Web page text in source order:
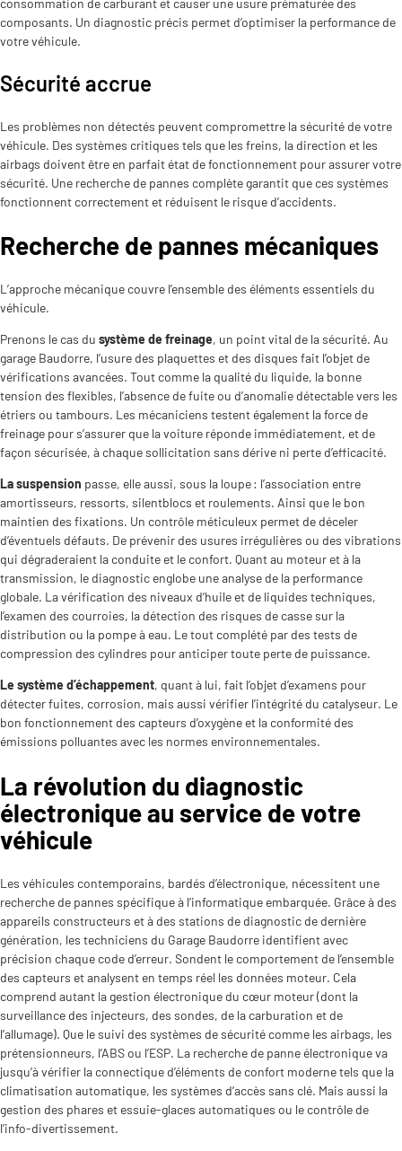
consommation de carburant et causer une usure prématurée des
composants. Un diagnostic précis permet d’optimiser la performance de
votre véhicule.
Sécurité accrue
Les problèmes non détectés peuvent compromettre la sécurité de votre
véhicule. Des systèmes critiques tels que les freins, la direction et les
airbags doivent être en parfait état de fonctionnement pour assurer votre
sécurité. Une recherche de pannes complète garantit que ces systèmes
fonctionnent correctement et réduisent le risque d’accidents.
Recherche de pannes mécaniques
L’approche mécanique couvre l’ensemble des éléments essentiels du
véhicule.
Prenons le cas du système de freinage, un point vital de la sécurité. Au
garage Baudorre, l’usure des plaquettes et des disques fait l’objet de
vérifications avancées. Tout comme la qualité du liquide, la bonne
tension des flexibles, l’absence de fuite ou d’anomalie détectable vers les
étriers ou tambours. Les mécaniciens testent également la force de
freinage pour s’assurer que la voiture réponde immédiatement, et de
façon sécurisée, à chaque sollicitation sans dérive ni perte d’efficacité.
La suspension passe, elle aussi, sous la loupe : l’association entre
amortisseurs, ressorts, silentblocs et roulements. Ainsi que le bon
maintien des fixations. Un contrôle méticuleux permet de déceler
d’éventuels défauts. De prévenir des usures irrégulières ou des vibrations
qui dégraderaient la conduite et le confort. Quant au moteur et à la
transmission, le diagnostic englobe une analyse de la performance
globale. La vérification des niveaux d’huile et de liquides techniques,
l’examen des courroies, la détection des risques de casse sur la
distribution ou la pompe à eau. Le tout complété par des tests de
compression des cylindres pour anticiper toute perte de puissance.
Le système d’échappement, quant à lui, fait l’objet d’examens pour
détecter fuites, corrosion, mais aussi vérifier l’intégrité du catalyseur. Le
bon fonctionnement des capteurs d’oxygène et la conformité des
émissions polluantes avec les normes environnementales.
La révolution du diagnostic
électronique au service de votre
véhicule
Les véhicules contemporains, bardés d’électronique, nécessitent une
recherche de pannes spécifique à l’informatique embarquée. Grâce à des
appareils constructeurs et à des stations de diagnostic de dernière
génération, les techniciens du Garage Baudorre identifient avec
précision chaque code d’erreur. Sondent le comportement de l’ensemble
des capteurs et analysent en temps réel les données moteur. Cela
comprend autant la gestion électronique du cœur moteur (dont la
surveillance des injecteurs, des sondes, de la carburation et de
l’allumage). Que le suivi des systèmes de sécurité comme les airbags, les
prétensionneurs, l’ABS ou l’ESP. La recherche de panne électronique va
jusqu’à vérifier la connectique d’éléments de confort moderne tels que la
climatisation automatique, les systèmes d’accès sans clé. Mais aussi la
gestion des phares et essuie-glaces automatiques ou le contrôle de
l’info-divertissement.